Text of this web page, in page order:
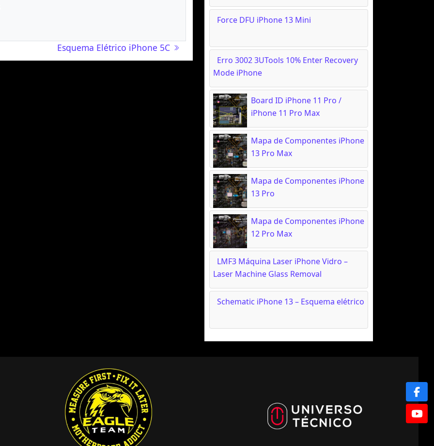
Esquema Elétrico iPhone 5C
Force DFU iPhone 13 Mini
Erro 3002 3UTools 10% Enter Recovery
Mode iPhone
Board ID iPhone 11 Pro /
iPhone 11 Pro Max
Mapa de Componentes iPhone
13 Pro Max
Mapa de Componentes iPhone
13 Pro
Mapa de Componentes iPhone
12 Pro Max
LMF3 Máquina Laser iPhone Vidro –
Laser Machine Glass Removal
Schematic iPhone 13 – Esquema elétrico